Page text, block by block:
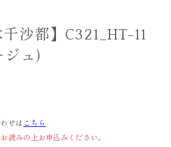
千沙都】C321_HT-11
ジュ)
せは こちら
読みの上お申込みください。